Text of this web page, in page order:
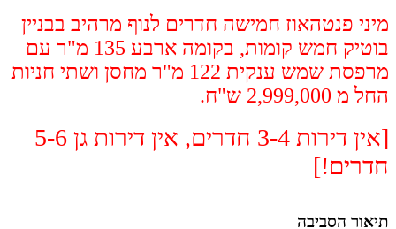
מיני פנטהאוז חמישה חדרים לנוף מרהיב בבניין
בוטיק חמש קומות, בקומה ארבע 135 מ"ר עם
מרפסת שמש ענקית 122 מ"ר מחסן ושתי חניות
החל מ 2,999,000 ש"ח.
[אין דירות 3-4 חדרים, אין דירות גן 5-6
חדרים!]
תיאור הסביבה